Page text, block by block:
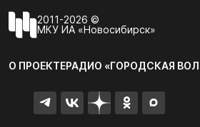
2011-2026 ©
МКУ ИА «Новосибирск»
О ПРОЕКТЕРАДИО «ГОРОДСКАЯ